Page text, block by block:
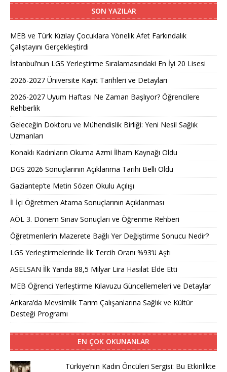
SON YAZILAR
MEB ve Türk Kızılay Çocuklara Yönelik Afet Farkındalık
Çalıştayını Gerçekleştirdi
İstanbul’nun LGS Yerleştirme Sıralamasındaki En İyi 20 Lisesi
2026-2027 Üniversite Kayıt Tarihleri ve Detayları
2026-2027 Uyum Haftası Ne Zaman Başlıyor? Öğrencilere
Rehberlik
Geleceğin Doktoru ve Mühendislik Birliği: Yeni Nesil Sağlık
Uzmanları
Konaklı Kadınların Okuma Azmi İlham Kaynağı Oldu
DGS 2026 Sonuçlarının Açıklanma Tarihi Belli Oldu
Gaziantep’te Metin Sözen Okulu Açılışı
İl İçi Öğretmen Atama Sonuçlarının Açıklanması
AÖL 3. Dönem Sınav Sonuçları ve Öğrenme Rehberi
Öğretmenlerin Mazerete Bağlı Yer Değiştirme Sonucu Nedir?
LGS Yerleştirmelerinde İlk Tercih Oranı %93’ü Aştı
ASELSAN İlk Yarıda 88,5 Milyar Lira Hasılat Elde Etti
MEB Öğrenci Yerleştirme Kılavuzu Güncellemeleri ve Detaylar
Ankara’da Mevsimlik Tarım Çalışanlarına Sağlık ve Kültür
Desteği Programı
EN ÇOK OKUNANLAR
Türkiye’nin Kadın Öncüleri Sergisi: Bu Etkinlikte